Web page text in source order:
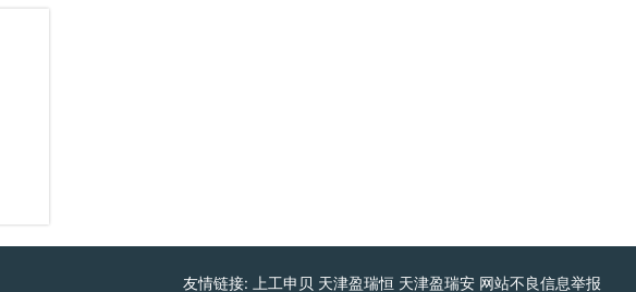
友情链接: 上工申贝 天津盈瑞恒 天津盈瑞安 网站不良信息举报